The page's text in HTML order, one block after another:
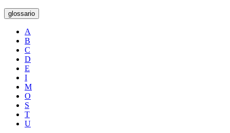
glossario
A
B
C
D
E
I
M
O
S
T
U